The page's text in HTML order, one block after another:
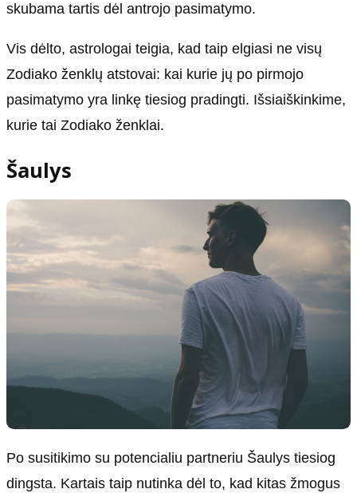
skubama tartis dėl antrojo pasimatymo.
Vis dėlto, astrologai teigia, kad taip elgiasi ne visų
Zodiako ženklų atstovai: kai kurie jų po pirmojo
pasimatymo yra linkę tiesiog pradingti. Išsiaiškinkime,
kurie tai Zodiako ženklai.
Šaulys
Po susitikimo su potencialiu partneriu Šaulys tiesiog
dingsta. Kartais taip nutinka dėl to, kad kitas žmogus